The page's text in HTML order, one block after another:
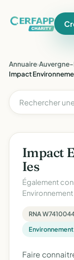
Annuaire›
Impact
Impact
Ies
Également
RNA
Faire